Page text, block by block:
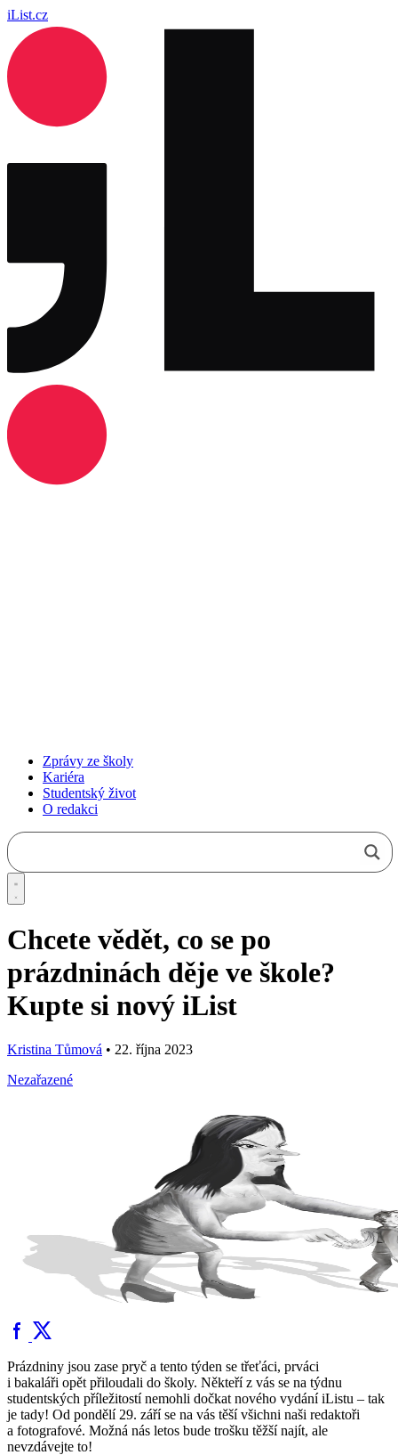
iList.cz
Zprávy ze školy
Kariéra
Studentský život
O redakci
Chcete vědět, co se po
prázdninách děje ve škole?
Kupte si nový iList
Kristina Tůmová • 22. října 2023
Nezařazené
Prázdniny jsou zase pryč a tento týden se třeťáci, prváci
i bakaláři opět přiloudali do školy. Někteří z vás se na týdnu
studentských příležitostí nemohli dočkat nového vydání iListu – tak
je tady! Od pondělí 29. září se na vás těší všichni naši redaktoři
a fotografové. Možná nás letos bude trošku těžší najít, ale
nevzdávejte to!